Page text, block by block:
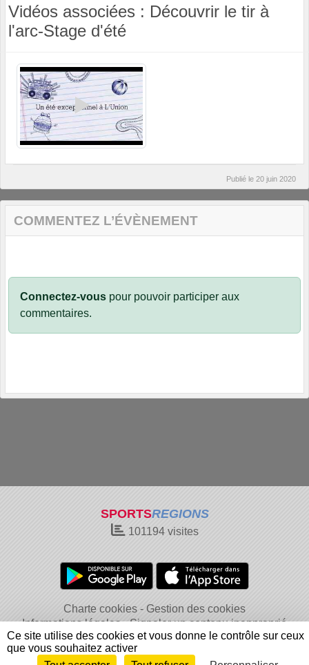
Vidéos associées : Découvrir le tir à
l'arc-Stage d'été
Publié le 20 juin 2020
COMMENTEZ L’ÉVÈNEMENT
Connectez-vous pour pouvoir participer aux
commentaires.
SPORTSREGIONS
101194visites
Charte cookies
Gestion des cookies
Informations légales
Signaler un contenu inapproprié
Ce site utilise des cookies et vous donne le contrôle sur ceux
que vous souhaitez activer